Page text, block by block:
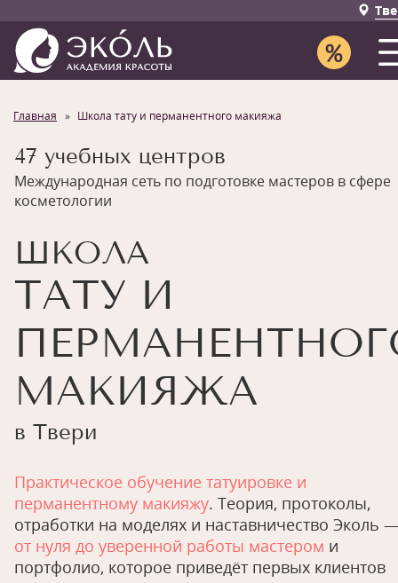
Главная Школа тату и перманентного макияжа
47 учебных центров
Международная сеть по подготовке мастеров в сфере
косметологии
ШКОЛА
ТАТУ И
МАКИЯЖА
в Твери
Практическое обучение татуировке и
перманентному макияжу. Теория, протоколы,
отработки на моделях и наставничество Эколь
от нуля до уверенной работы мастером и
портфолио, которое приведёт первых клиентов